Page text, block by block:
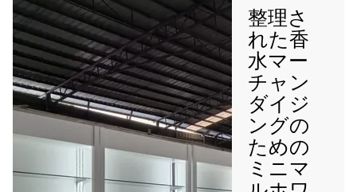
整理さ
れた香
水マー
チャン
ダイジ
ングの
ための
ミニマ